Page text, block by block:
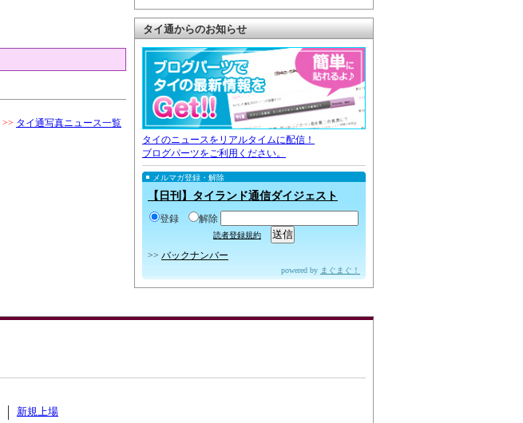
>> タイ通写真ニュース一覧
タイ通からのお知らせ
タイのニュースをリアルタイムに配信！
ブログパーツをご利用ください。
メルマガ登録・解除
【日刊】タイランド通信ダイジェスト
登録 解除
読者登録規約
>> バックナンバー
powered by まぐまぐ！
新規上場